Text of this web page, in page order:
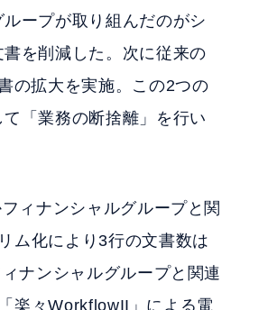
ープが取り組んだのがシ
を削減した。次に従来の
の拡大を実施。この2つの
「業務の断捨離」を行い
ィナンシャルグループと関
ム化により3行の文書数は
ナンシャルグループと関連
楽々WorkflowII」による電